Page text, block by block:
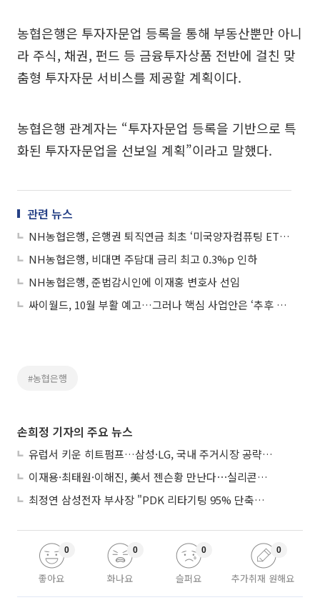
농협은행은 투자자문업 등록을 통해 부동산뿐만 아니
라 주식, 채권, 펀드 등 금융투자상품 전반에 걸친 맞
춤형 투자자문 서비스를 제공할 계획이다.
농협은행 관계자는 “투자자문업 등록을 기반으로 특
화된 투자자문업을 선보일 계획”이라고 말했다.
관련 뉴스
NH농협은행, 은행권 퇴직연금 최초 ‘미국양자컴퓨팅 ETF’ 판매
NH농협은행, 비대면 주담대 금리 최고 0.3%p 인하
NH농협은행, 준법감시인에 이재홍 변호사 선임
싸이월드, 10월 부활 예고…그러나 핵심 사업안은 ‘추후 공개’
#농협은행
손희정 기자의 주요 뉴스
유럽서 키운 히트펌프…삼성·LG, 국내 주거시장 공략 ‘속도’
이재용·최태원·이해진, 美서 젠슨황 만난다⋯실리콘밸리 집결하는 AI리더
최정연 삼성전자 부사장 "PDK 리타기팅 95% 단축…에이전트 AI 시범 활용"
좋아요
0
화나요
0
슬퍼요
0
추가취재 원해요
0